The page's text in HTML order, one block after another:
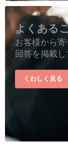
よくある
お客様から
回答を掲載し
くわしく見る